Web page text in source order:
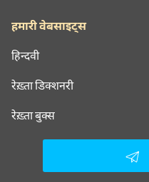
हमारी वेबसाइट्स
हिन्दवी
रेख़्ता डिक्शनरी
रेख़्ता बुक्स